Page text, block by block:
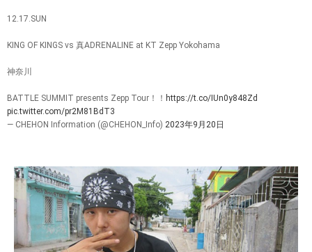
12.17.SUN
KING OF KINGS vs 真ADRENALINE at KT Zepp Yokohama
神奈川
BATTLE SUMMIT presents Zepp Tour！！ https://t.co/IUn0y848Zd
pic.twitter.com/pr2M81BdT3
— CHEHON Information (@CHEHON_Info) 2023年9月20日